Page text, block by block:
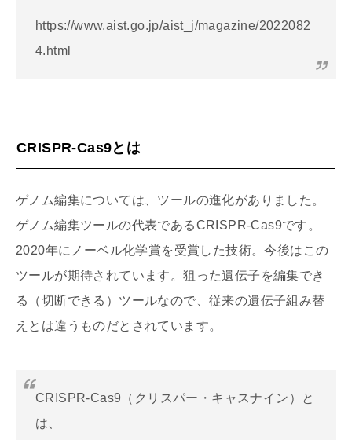
https://www.aist.go.jp/aist_j/magazine/2022082
4.html
CRISPR-Cas9とは
ゲノム編集については、ツールの進化がありました。
ゲノム編集ツールの代表であるCRISPR-Cas9です。
2020年にノーベル化学賞を受賞した技術。今後はこの
ツールが期待されています。狙った遺伝子を編集でき
る（切断できる）ツールなので、従来の遺伝子組み替
えとは違うものだとされています。
CRISPR-Cas9（クリスパー・キャスナイン）と
は、